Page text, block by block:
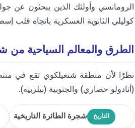
الرومانسي وأولئك الذين يبحثون عن
كوليلي الثانوية العسكرية باتجاه قلب
الطرق والمعالم السياحية من
نظرًا لأن منطقة شنغيلكوي تقع في
(أنادولو حصاري) والجنوبية (بيلربيه).
التاريخ شجرة الطائرة التاريخية